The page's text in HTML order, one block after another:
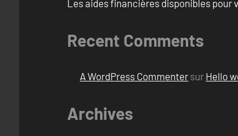
Les aides financières disponibles pour
Recent Comments
A WordPress Commenter sur Hello
Archives